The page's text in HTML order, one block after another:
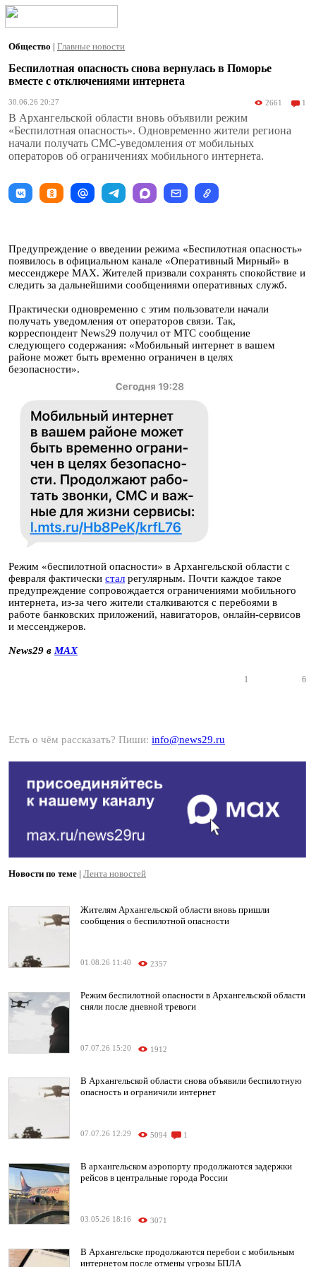
Общество | Главные новости
Беспилотная опасность снова вернулась в Поморье
вместе с отключениями интернета
30.06.26 20:27 2661 1
В Архангельской области вновь объявили режим
«Беспилотная опасность». Одновременно жители региона
начали получать СМС-уведомления от мобильных
операторов об ограничениях мобильного интернета.
Предупреждение о введении режима «Беспилотная опасность»
появилось в официальном канале «Оперативный Мирный» в
мессенджере MAX. Жителей призвали сохранять спокойствие и
следить за дальнейшими сообщениями оперативных служб.
Практически одновременно с этим пользователи начали
получать уведомления от операторов связи. Так,
корреспондент News29 получил от МТС сообщение
следующего содержания: «Мобильный интернет в вашем
районе может быть временно ограничен в целях
безопасности».
Режим «беспилотной опасности» в Архангельской области с
февраля фактически стал регулярным. Почти каждое такое
предупреждение сопровождается ограничениями мобильного
интернета, из-за чего жители сталкиваются с перебоями в
работе банковских приложений, навигаторов, онлайн-сервисов
и мессенджеров.
News29 в MAX
1 6
Есть о чём рассказать? Пиши: info@news29.ru
Новости по теме | Лента новостей
Жителям Архангельской области вновь пришли
сообщения о беспилотной опасности
01.08.26 11:40 2357
Режим беспилотной опасности в Архангельской области
сняли после дневной тревоги
07.07.26 15:20 1912
В Архангельской области снова объявили беспилотную
опасность и ограничили интернет
07.07.26 12:29 5094 1
В архангельском аэропорту продолжаются задержки
рейсов в центральные города России
03.05.26 18:16 3071
В Архангельске продолжаются перебои с мобильным
интернетом после отмены угрозы БПЛА